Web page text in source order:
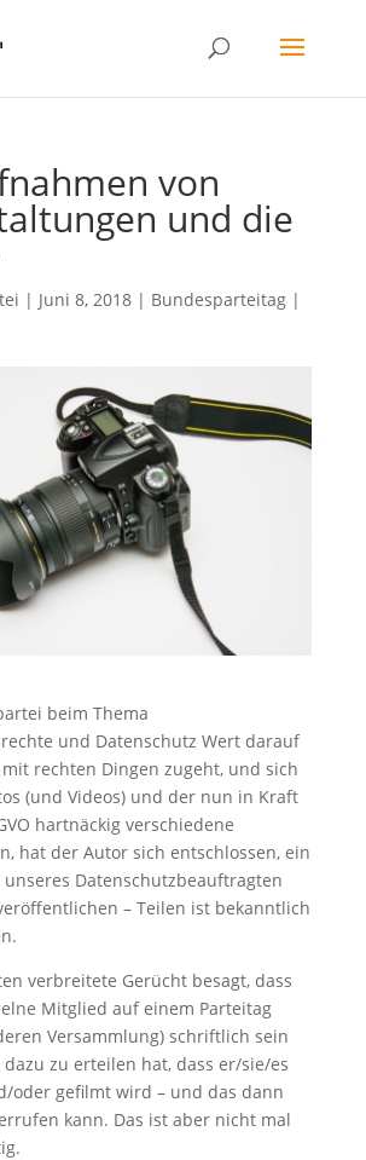
von
und die
| Juni 8, 2018| Bundesparteitag|
beim Thema
und Datenschutz Wert darauf
rechten Dingen zugeht, und sich
(und Videos) und der nun in Kraft
hartnäckig verschiedene
hat der Autor sich entschlossen, ein
unseres Datenschutzbeauftragten
– Teilen ist bekanntlich
verbreitete Gerücht besagt, dass
Mitglied auf einem Parteitag
Versammlung) schriftlich sein
zu erteilen hat, dass er/sie/es
oder gefilmt wird – und das dann
kann. Das ist aber nicht mal